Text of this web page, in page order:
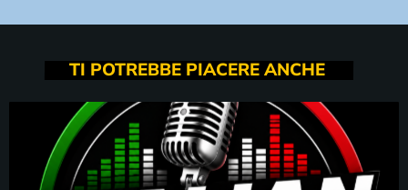
TI POTREBBE PIACERE ANCHE